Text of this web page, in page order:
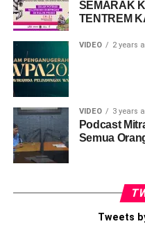
Loading...
SEMARAK
TENTREM
VIDEO 2 years
VIDEO 3 years
Podcast
Semua
Tweets